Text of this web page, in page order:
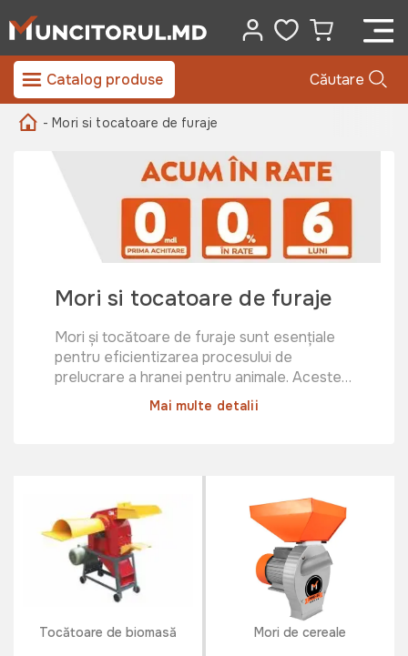
Catalog produse Căutare
- Mori si tocatoare de furaje
Mori si tocatoare de furaje
Mori și tocătoare de furaje sunt esențiale
pentru eficientizarea procesului de
prelucrare a hranei pentru animale. Aceste
echipamente sunt concepute pentru a
mărunți, toca și măcina diverse tipuri de
de înaltă calitate, potrivite pentru utilizare
profesională și domestică.
Mai multe detalii
Tocătoare de biomasă Mori de cereale